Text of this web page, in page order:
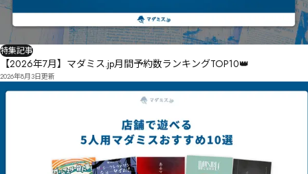
特集記事
【2026年7月】マダミス.jp月間予約数ランキングTOP10👑
2026年8月3日更新